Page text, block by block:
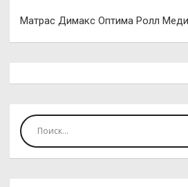
Матрас Димакс Оптима Ролл